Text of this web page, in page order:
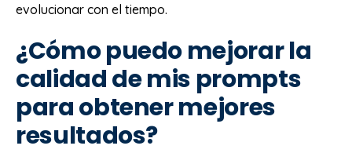
evolucionar con el tiempo.
¿Cómo puedo mejorar la
calidad de mis prompts
para obtener mejores
resultados?